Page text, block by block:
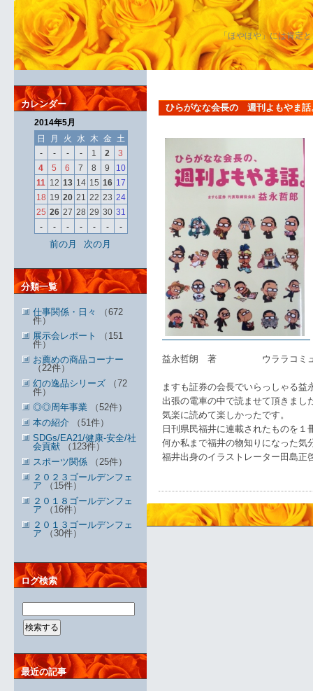
「ほやほや」には肯定
ひらがなな会長の 週刊よもやま話
益永哲朗 著 ウララコミュニ
ますも証券の会長でいらっしゃる
出張の電車の中で読ませて頂きまし
気楽に読めて楽しかったです。
日刊県民福井に連載されたものを１
何か私まで福井の物知りになった気
福井出身のイラストレーター田島正
カレンダー
2014年5月
日
月 火 水 木 金 土
-
- - - 1 2
3
4
5 6 7 8 9
10
11 12 13 14 15 16 17
18 19 20 21 22 23 24
25 26 27 28 29 30 31
-
- - - - - -
前の月 次の月
分類一覧
仕事関係・日々
（672
件）
展示会レポート
（151
件）
お薦めの商品コーナー
（22件）
幻の逸品シリーズ （72
件）
◎◎周年事業 （52件）
本の紹介 （51件）
SDGs/EA21/健康-安全/社
会貢献 （123件）
スポーツ関係 （25件）
２０２３ゴールデンフェ
ア （15件）
２０１８ゴールデンフェ
ア （16件）
２０１３ゴールデンフェ
ア （30件）
ログ検索
最近の記事